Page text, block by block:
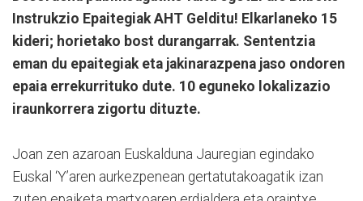
Instrukzio Epaitegiak AHT Gelditu! Elkarlaneko 15
kideri; horietako bost durangarrak. Sententzia
eman du epaitegiak eta jakinarazpena jaso ondoren
epaia errekurrituko dute. 10 eguneko lokalizazio
iraunkorrera zigortu dituzte.
Joan zen azaroan Euskalduna Jauregian egindako
Euskal ‘Y’aren aurkezpenean gertatutakoagatik izan